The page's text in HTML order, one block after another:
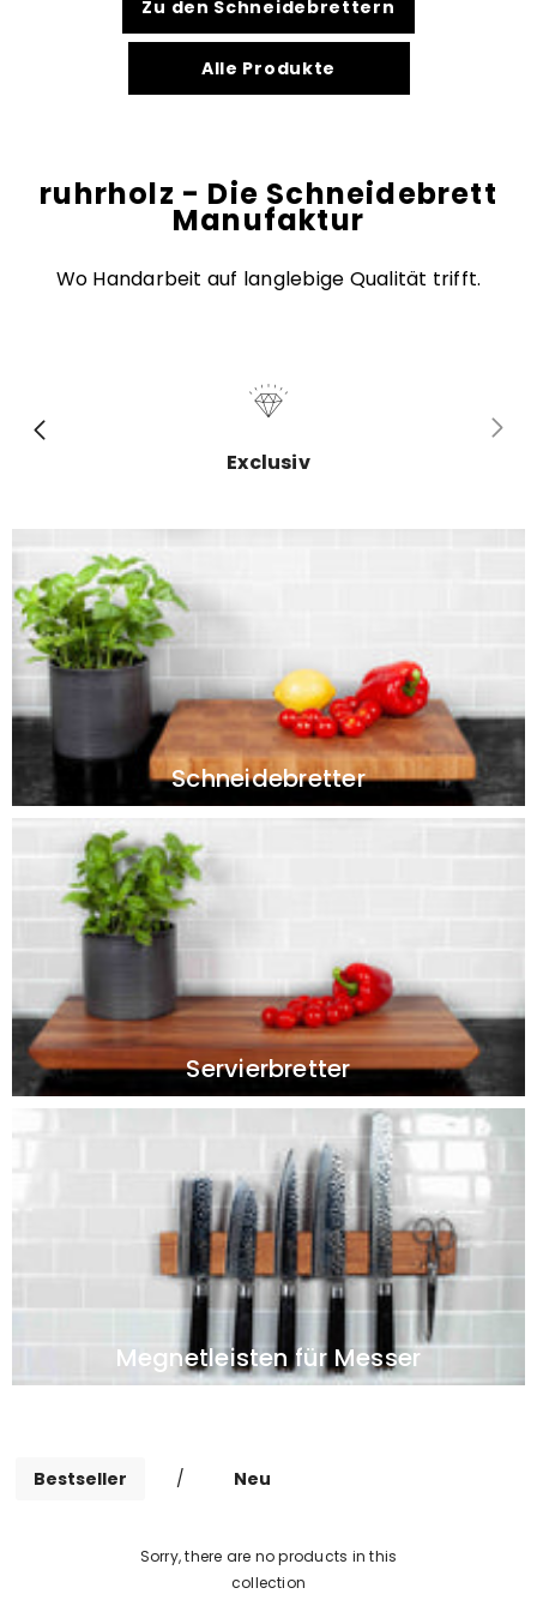
Zu den Schneidebrettern
Alle Produkte
ruhrholz - Die Schneidebrett
Manufaktur
Wo Handarbeit auf langlebige Qualität trifft.
Exclusiv
Schneidebretter
Servierbretter
Megnetleisten für Messer
Bestseller / Neu
Sorry, there are no products in this
collection